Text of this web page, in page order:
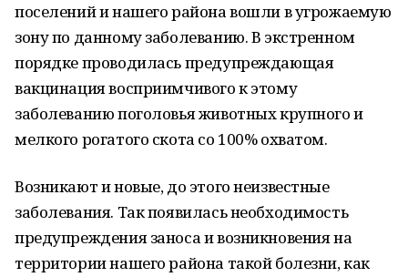
поселений и нашего района вошли в угрожаемую
зону по данному заболеванию. В экстренном
порядке проводилась предупреждающая
вакцинация восприимчивого к этому
заболеванию поголовья животных крупного и
мелкого рогатого скота со 100% охватом.
Возникают и новые, до этого неизвестные
заболевания. Так появилась необходимость
предупреждения заноса и возникновения на
территории нашего района такой болезни, как